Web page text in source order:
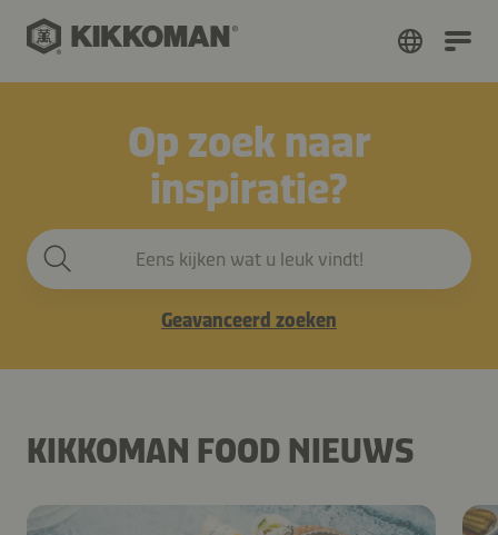
Op zoek naar
inspiratie?
Eens kijken wat u leuk vindt!
Geavanceerd zoeken
KIKKOMAN FOOD NIEUWS